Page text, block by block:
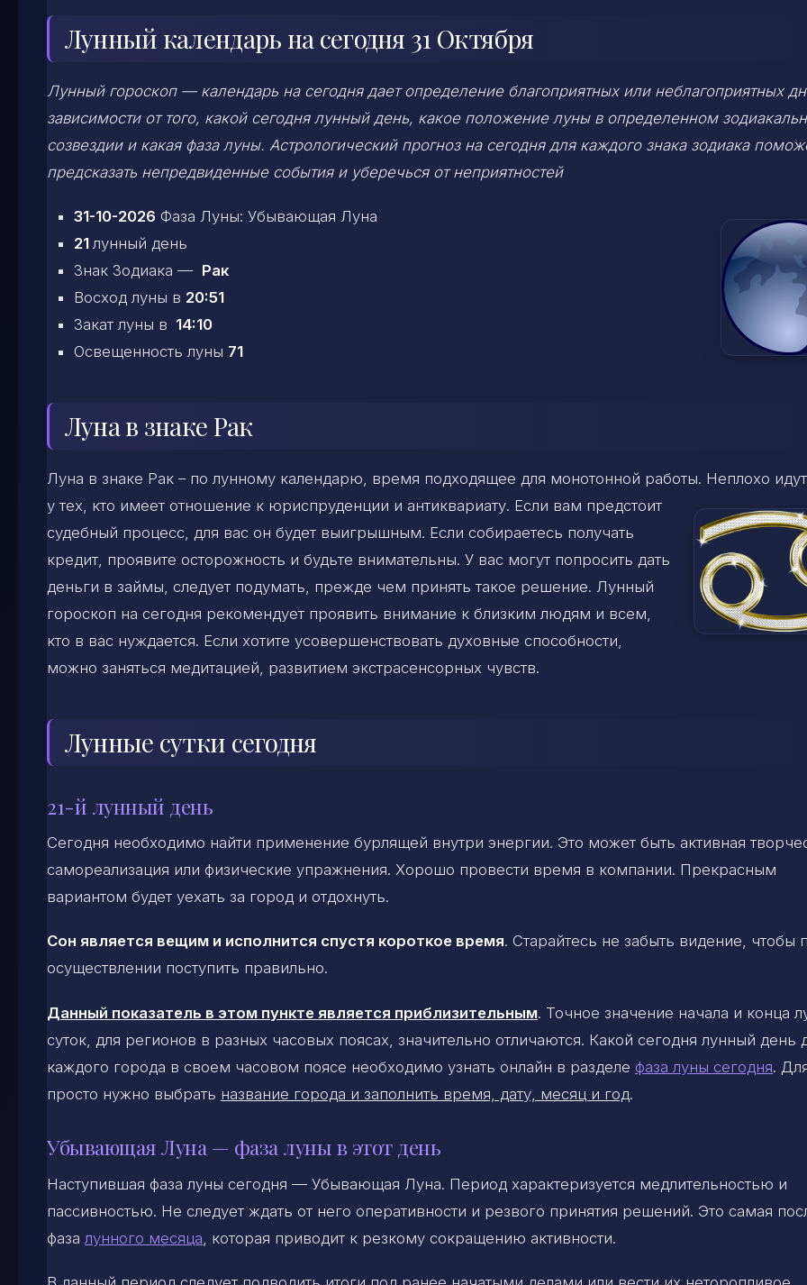
Лунный календарь на сегодня 31 Октября
Лунный гороскоп — календарь на сегодня дает определение благоприятных или неблагоприятных
зависимости от того, какой сегодня лунный день, какое положение луны в определенном
созвездии и какая фаза луны. Астрологический прогноз на сегодня для каждого знака зодиака
предсказать непредвиденные события и уберечься от неприятностей
31-10-2026 Фаза Луны: Убывающая Луна
21лунный день
Знак Зодиака — Рак
Восход луны в 20:51
Закат луны в 14:10
Освещенность луны 71
Луна в знаке Рак
Луна в знаке Рак – по лунному календарю, время подходящее для монотонной работы. Неплохо
у тех, кто имеет отношение к юриспруденции и антиквариату. Если вам предстоит
судебный процесс, для вас он будет выигрышным. Если собираетесь получать
кредит, проявите осторожность и будьте внимательны. У вас могут попросить дать
деньги в займы, следует подумать, прежде чем принять такое решение. Лунный
гороскоп на сегодня рекомендует проявить внимание к близким людям и всем,
кто в вас нуждается. Если хотите усовершенствовать духовные способности,
можно заняться медитацией, развитием экстрасенсорных чувств.
Лунные сутки сегодня
21-й лунный день
Сегодня необходимо найти применение бурлящей внутри энергии. Это может быть активная
самореализация или физические упражнения. Хорошо провести время в компании. Прекрасным
вариантом будет уехать за город и отдохнуть.
Сон является вещим и исполнится спустя короткое время. Старайтесь не забыть видение, чтобы
осуществлении поступить правильно.
Данный показатель в этом пункте является приблизительным. Точное значение начала и конца
суток, для регионов в разных часовых поясах, значительно отличаются. Какой сегодня лунный день
каждого города в своем часовом поясе необходимо узнать онлайн в разделе фаза луны сегодня.
просто нужно выбрать название города и заполнить время, дату, месяц и год.
Убывающая Луна — фаза луны в этот день
Наступившая фаза луны сегодня — Убывающая Луна. Период характеризуется медлительностью и
пассивностью. Не следует ждать от него оперативности и резвого принятия решений. Это самая
фаза лунного месяца , которая приводит к резкому сокращению активности.